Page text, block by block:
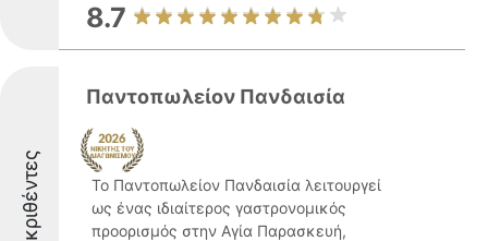
8.7
Διακριθέντες
Παντοπωλείον Πανδαισία
Το Παντοπωλείον Πανδαισία λειτουργεί
ως ένας ιδιαίτερος γαστρονομικός
προορισμός στην Αγία Παρασκευή,